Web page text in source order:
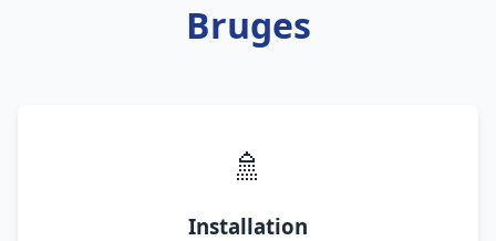
Bruges
🚿
Installation